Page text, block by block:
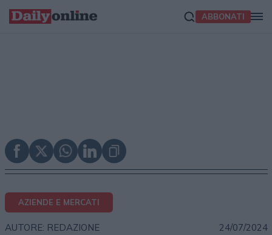
ABBONATI
AZIENDE E MERCATI
AUTORE: REDAZIONE 24/07/2024